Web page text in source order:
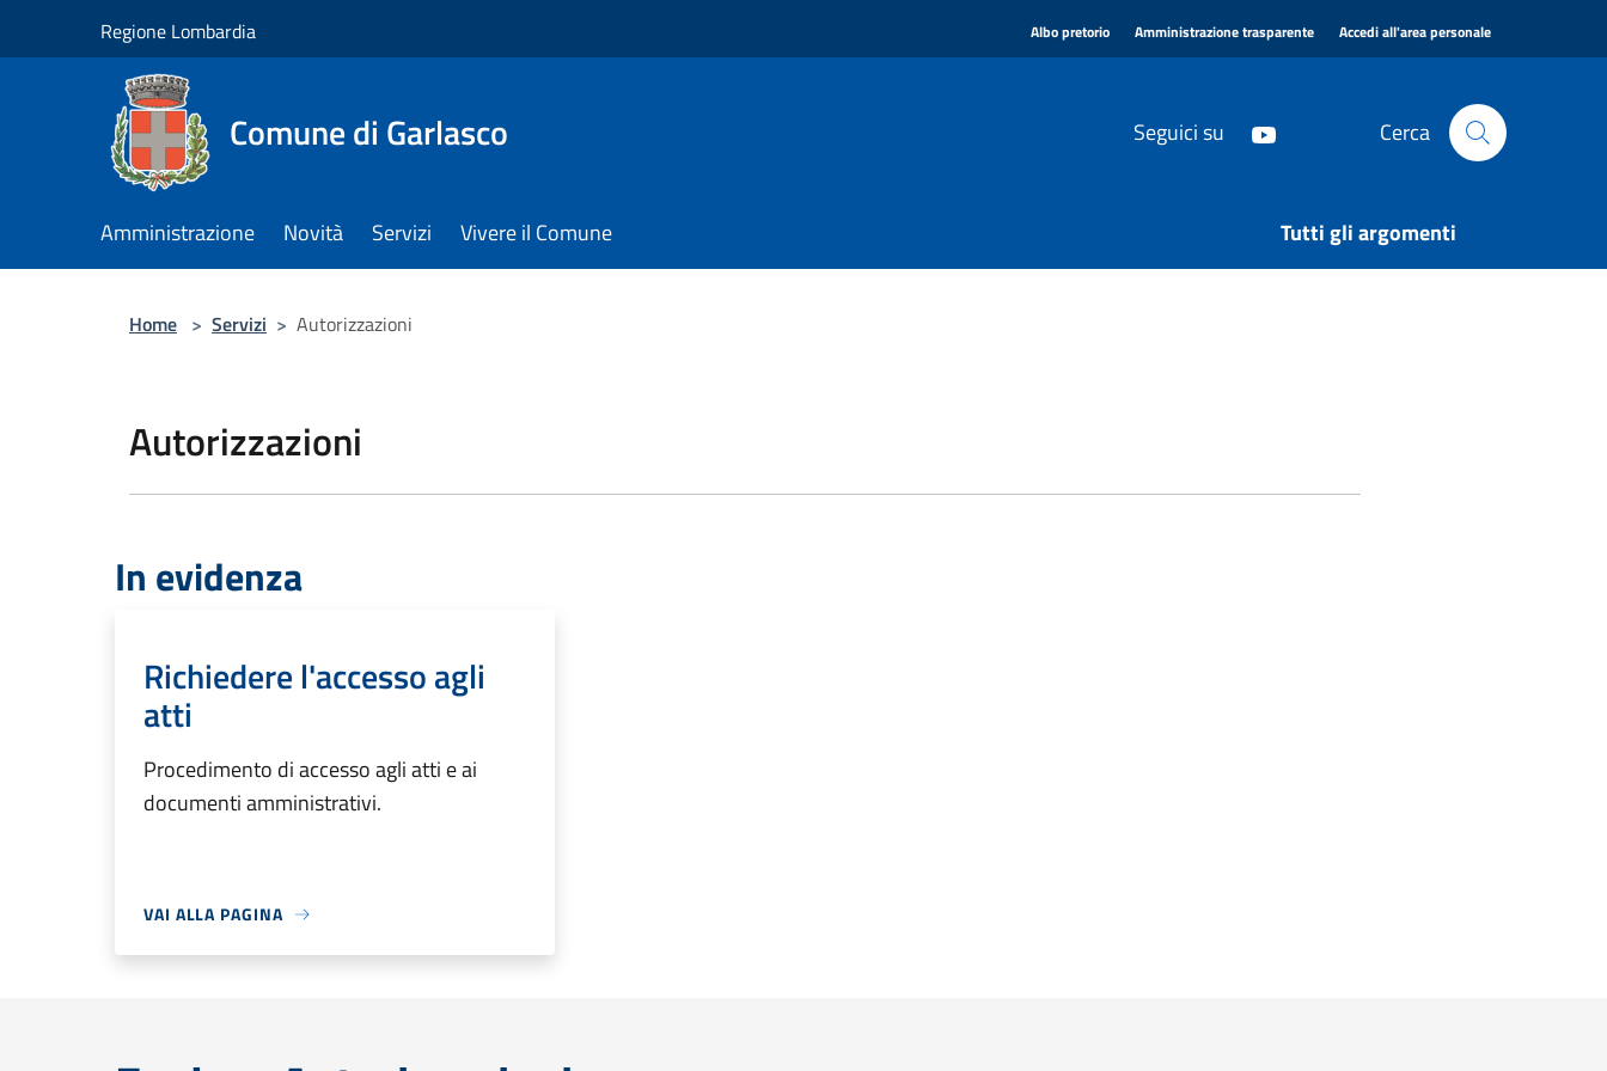
Regione Lombardia Albo pretorio Amministrazione trasparente Accedi all'area personale
Comune di Garlasco Seguici su Cerca
Amministrazione Novità Servizi Vivere il Comune Tutti gli argomenti
Home > Servizi > Autorizzazioni
Autorizzazioni
In evidenza
Richiedere l'accesso agli
atti
Procedimento di accesso agli atti e ai
documenti amministrativi.
VAI ALLA PAGINA